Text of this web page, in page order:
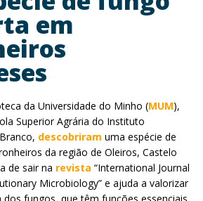
em
da Universidade do Minho (MUM),
Superior Agrária do Instituto
descobriram uma espécie de
da região de Oleiros, Castelo
de sair na revista “International Journal
Microbiology” e ajuda a valorizar